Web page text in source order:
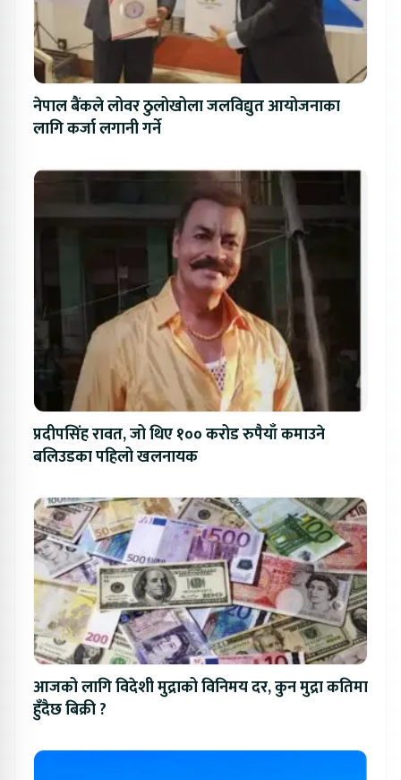
नेपाल बैंकले लोवर ठुलोखोला जलविद्युत आयोजनाका
लागि कर्जा लगानी गर्ने
प्रदीपसिंह रावत, जो थिए १०० करोड रुपैयाँ कमाउने
बलिउडका पहिलो खलनायक
आजको लागि विदेशी मुद्राको विनिमय दर, कुन मुद्रा कतिमा
हुँदैछ बिक्री ?